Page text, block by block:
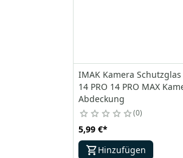
IMAK Kamera
14 PRO 14 PRO MAX
Abdeckung
0
5,99 €*
Hinzufügen